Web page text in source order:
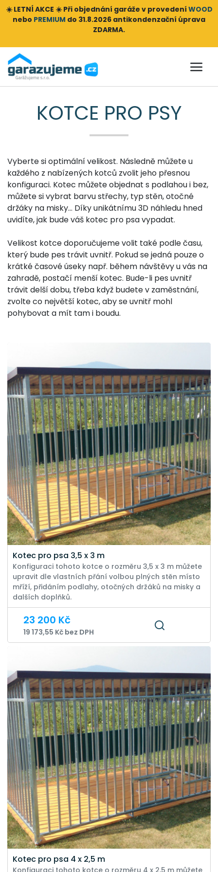
☀️ LETNÍ AKCE ☀️ Při objednání garáže v provedení WOOD
nebo PREMIUM do 31.8.2026 antikondenzační úprava
ZDARMA.
KOTCE PRO PSY
Vyberte si optimální velikost. Následně můžete u
každého z nabízených kotců zvolit jeho přesnou
konfiguraci. Kotec můžete objednat s podlahou i bez,
můžete si vybrat barvu střechy, typ stěn, otočné
držáky na misky… Díky unikátnímu 3D náhledu hned
uvidíte, jak bude váš kotec pro psa vypadat.
Velikost kotce doporučujeme volit také podle času,
který bude pes trávit uvnitř. Pokud se jedná pouze o
krátké časové úseky např. během návštěvy u vás na
zahradě, postačí menší kotec. Bude-li pes uvnitř
trávit delší dobu, třeba když budete v zaměstnání,
zvolte co největší kotec, aby se uvnitř mohl
pohybovat a mít tam i boudu.
Kotec pro psa 3,5 x 3 m
Konfiguraci tohoto kotce o rozměru 3,5 x 3 m můžete
upravit dle vlastních přání volbou plných stěn místo
mříží, přidáním podlahy, otočných držáků na misky a
dalších doplňků.
23 200 Kč
19 173,55 Kč bez DPH
Kotec pro psa 4 x 2,5 m
Konfiguraci tohoto kotce o rozměru 4 x 2,5 m můžete